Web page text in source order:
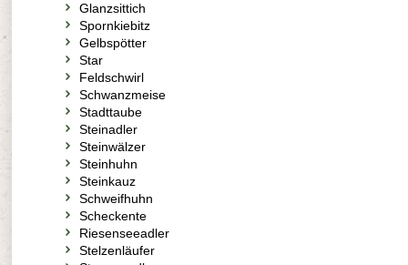
Glanzsittich
Spornkiebitz
Gelbspötter
Star
Feldschwirl
Schwanzmeise
Stadttaube
Steinadler
Steinwälzer
Steinhuhn
Steinkauz
Schweifhuhn
Scheckente
Riesenseeadler
Stelzenläufer